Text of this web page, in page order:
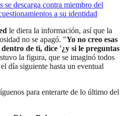
se descarga contra miembro del
a su identidad
le diera la información, así que la
no se apagó. "Yo no creo esas
de ti, dice '¿y si le preguntas
la figura, que se imaginó todos
día siguiente hasta un eventual
para enterarte de lo último del